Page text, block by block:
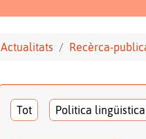
Actualitats Recèrca-
Tot Politica lingüistica